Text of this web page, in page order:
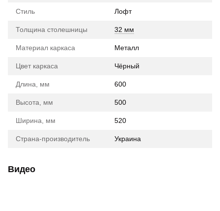
Стиль Лофт
Толщина столешницы 32 мм
Материал каркаса Металл
Цвет каркаса Чёрный
Длина, мм 600
Высота, мм 500
Ширина, мм 520
Страна-производитель Украина
Видео